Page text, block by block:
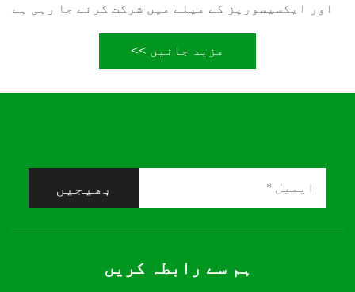
اور ایکسیسوریز کے میلے میں شرکت کرنے جا رہی ہے
مزید جانیں >>
بھیجیں
ہم سے رابطہ کریں